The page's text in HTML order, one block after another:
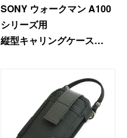
SONY ウォークマン A100
シリーズ用
縦型キャリングケース